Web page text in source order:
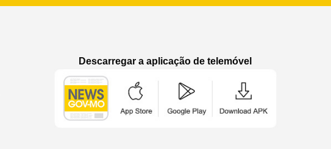
Descarregar a aplicação de telemóvel